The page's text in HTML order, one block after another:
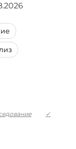
✓